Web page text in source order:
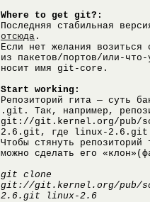
Where to get git?:
Последняя стабильная
отсюда .
Если нет желания
из пакетов/портов/или-
носит имя git-core.
Start working:
Репозиторий гита — суть
.git. Так, например,
git://git.kernel.org/pub/
2.6.git, где linux-2.6.git
Чтобы стянуть
можно сделать его
git clone
git://git.kernel.org/pub/
2.6.git linux-2.6